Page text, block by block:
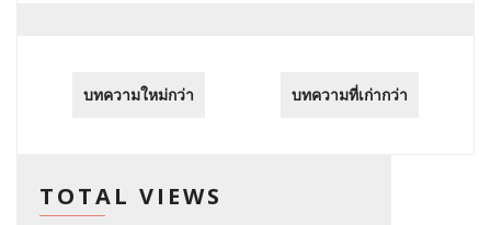
บทความใหม่กว่า บทความที่เก่ากว่า
TOTAL VIEWS